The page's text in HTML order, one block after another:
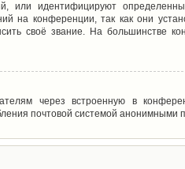
идентифицируют
на конференции, так как они
своё звание. На большинстве
через встроенную в
почтовой системой анонимными